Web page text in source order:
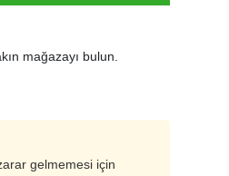
mağazayı bulun.
gelmemesi için